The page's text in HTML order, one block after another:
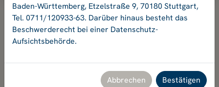
Hochschuldidaktikzentrum Baden-Württemberg
Etzelstraße 9, 70180 Stuttgart, Tel. +49 711 120933-63,
Baden-Württemberg, Etzelstraße 9, 70180 Stuttgart,
Tel. 0711/120933-63. Darüber hinaus besteht das
Beschwerderecht bei einer Datenschutz-
Aufsichtsbehörde.
Abbrechen Bestätigen